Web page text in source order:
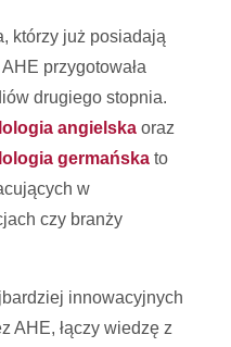
którzy już posiadają
przygotowała
drugiego stopnia.
angielska oraz
germańska to
w
czy branży
innowacyjnych
AHE, łączy wiedzę z